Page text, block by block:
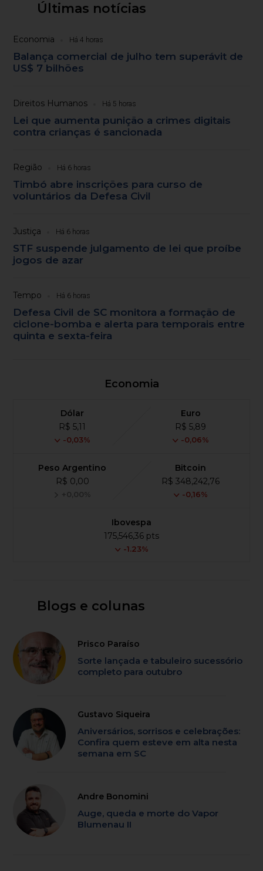
Últimas notícias
Economia Há 4 horas
Balança comercial de julho tem superávit de
US$ 7 bilhões
Direitos Humanos Há 5 horas
Lei que aumenta punição a crimes digitais
contra crianças é sancionada
Região Há 6 horas
Timbó abre inscrições para curso de
voluntários da Defesa Civil
Justiça Há 6 horas
STF suspende julgamento de lei que proíbe
jogos de azar
Tempo Há 6 horas
Defesa Civil de SC monitora a formação de
ciclone-bomba e alerta para temporais entre
quinta e sexta-feira
Economia
Dólar
R$ 5,11
-0,03%
Euro
R$ 5,89
-0,06%
Peso Argentino
R$ 0,00
+0,00%
Bitcoin
R$ 348,242,76
-0,16%
Ibovespa
175,546,36 pts
-1.23%
Blogs e colunas
Prisco Paraíso
Sorte lançada e tabuleiro sucessório
completo para outubro
Gustavo Siqueira
Aniversários, sorrisos e celebrações:
Confira quem esteve em alta nesta
semana em SC
Andre Bonomini
Auge, queda e morte do Vapor
Blumenau II